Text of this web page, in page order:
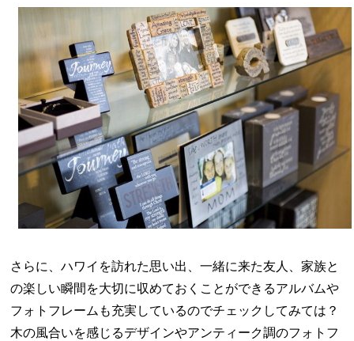
さらに、ハワイを訪れた思い出、一緒に来た友人、家族と
の楽しい瞬間を大切に収めておくことができるアルバムや
フォトフレームも充実しているのでチェックしてみては？
木の風合いを感じるデザインやアンティーク調のフォトフ